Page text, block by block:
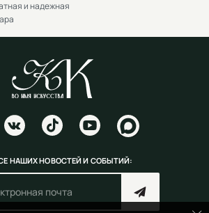
и надежная
НАШИХ НОВОСТЕЙ И СОБЫТИЙ: